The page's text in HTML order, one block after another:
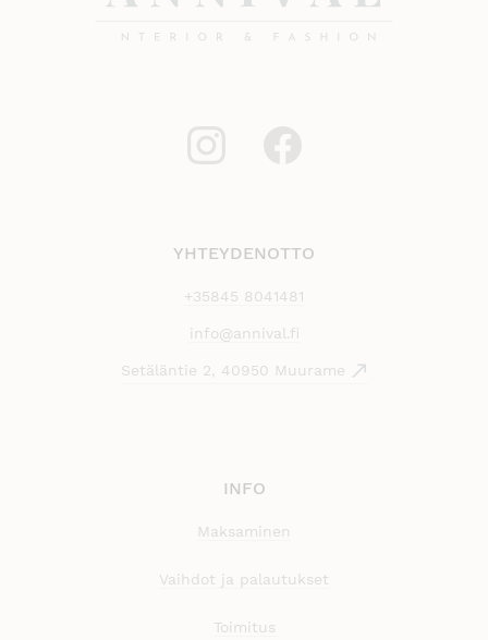
YHTEYDENOTTO
+35845 8041481
info@annival.fi
Setäläntie 2, 40950 Muurame
INFO
Maksaminen
Vaihdot ja palautukset
Toimitus